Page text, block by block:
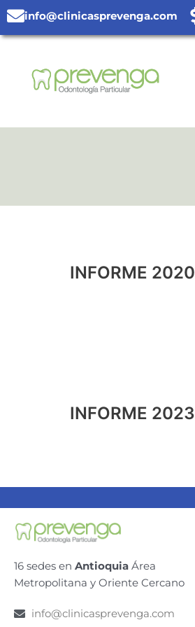
al
contenido
info@clinicasprevenga.com
INFORME 2020
INFORME 2023
16 sedes en Antioquia Área
Metropolitana y Oriente Cercano
info@clinicasprevenga.com